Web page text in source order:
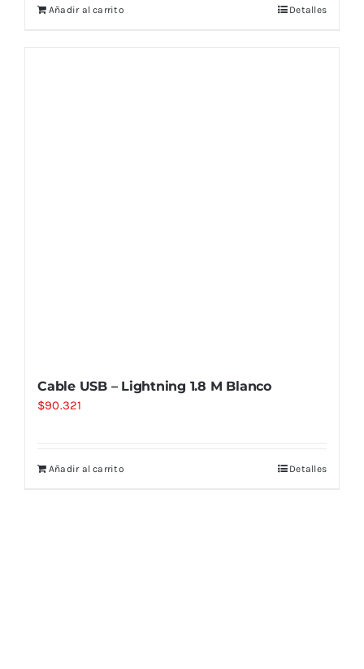
Añadir al carrito Detalles
Cable USB – Lightning 1.8 M Blanco
$90.321
Añadir al carrito Detalles